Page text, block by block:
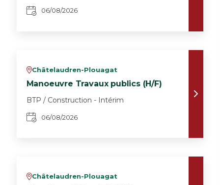
06/08/2026
vChâtelaudren-Plouagat
Manoeuvre Travaux publics (H/F)
BTP / Construction - Intérim
06/08/2026
vChâtelaudren-Plouagat